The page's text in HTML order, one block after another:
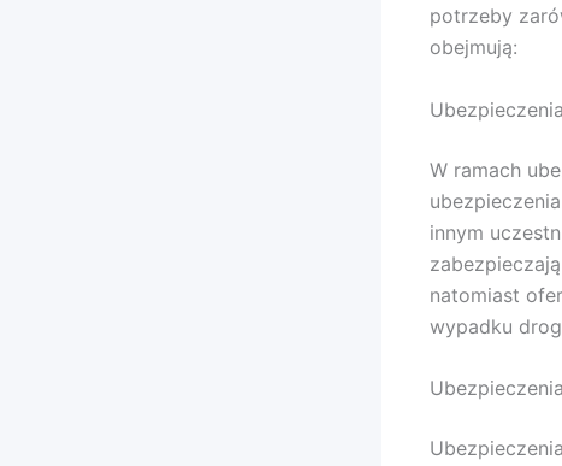
potrzeby
obejmują:
W ramach
innym
natomiast
wypadku